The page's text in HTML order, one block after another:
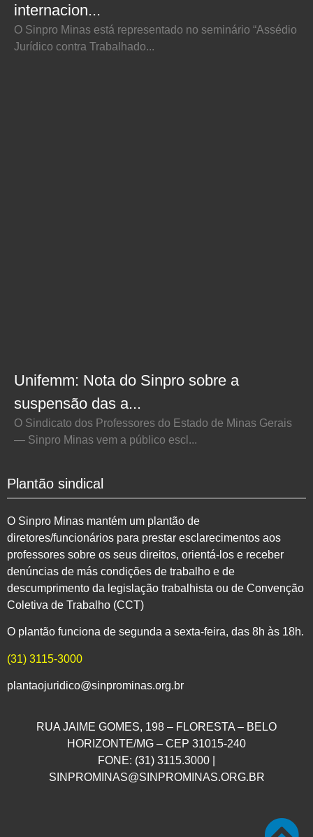
internacion...
O Sinpro Minas está representado no seminário “Assédio
Jurídico contra Trabalhado...
Unifemm: Nota do Sinpro sobre a
suspensão das a...
O Sindicato dos Professores do Estado de Minas Gerais
— Sinpro Minas vem a público escl...
Plantão sindical
O Sinpro Minas mantém um plantão de
diretores/funcionários para prestar esclarecimentos aos
professores sobre os seus direitos, orientá-los e receber
denúncias de más condições de trabalho e de
descumprimento da legislação trabalhista ou de Convenção
Coletiva de Trabalho (CCT)
O plantão funciona de segunda a sexta-feira, das 8h às 18h.
(31) 3115-3000
plantaojuridico@sinprominas.org.br
RUA JAIME GOMES, 198 – FLORESTA – BELO
HORIZONTE/MG – CEP 31015-240
FONE: (31) 3115.3000 |
SINPROMINAS@SINPROMINAS.ORG.BR